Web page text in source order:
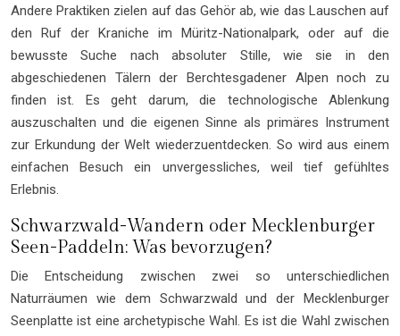
Andere Praktiken zielen auf das Gehör ab, wie das Lauschen auf
den Ruf der Kraniche im Müritz-Nationalpark, oder auf die
bewusste Suche nach absoluter Stille, wie sie in den
abgeschiedenen Tälern der Berchtesgadener Alpen noch zu
finden ist. Es geht darum, die technologische Ablenkung
auszuschalten und die eigenen Sinne als primäres Instrument
zur Erkundung der Welt wiederzuentdecken. So wird aus einem
einfachen Besuch ein unvergessliches, weil tief gefühltes
Erlebnis.
Schwarzwald-Wandern oder Mecklenburger
Seen-Paddeln: Was bevorzugen?
Die Entscheidung zwischen zwei so unterschiedlichen
Naturräumen wie dem Schwarzwald und der Mecklenburger
Seenplatte ist eine archetypische Wahl. Es ist die Wahl zwischen